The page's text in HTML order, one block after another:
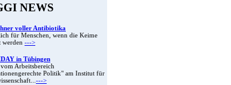
NEWS
voller Antibiotika
für Menschen, wenn die Keime
werden --->
in Tübingen
Arbeitsbereich
Politik" am Institut für
--->